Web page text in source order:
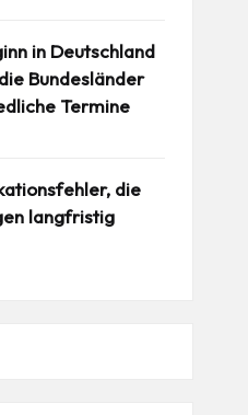
in Deutschland
Bundesländer
Termine
die
langfristig